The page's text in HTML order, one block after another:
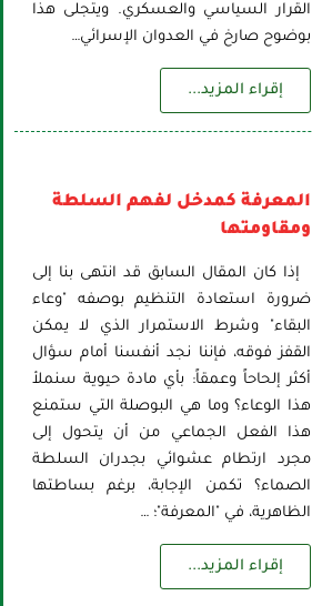
القرار السياسي والعسكري. ويتجلى هذا
بوضوح صارخ في العدوان الإسرائي…
إقراء المزيد...
المعرفة كمدخل لفهم السلطة
ومقاومتها
إذا كان المقال السابق قد انتهى بنا إلى
ضرورة استعادة التنظيم بوصفه "وعاء
البقاء" وشرط الاستمرار الذي لا يمكن
القفز فوقه، فإننا نجد أنفسنا أمام سؤال
أكثر إلحاحاً وعمقاً: بأي مادة حيوية سنملأ
هذا الوعاء؟ وما هي البوصلة التي ستمنع
هذا الفعل الجماعي من أن يتحول إلى
مجرد ارتطام عشوائي بجدران السلطة
الصماء؟ تكمن الإجابة، برغم بساطتها
الظاهرية، في "المعرفة"؛ …
إقراء المزيد...